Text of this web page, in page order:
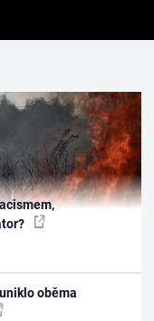
oběma